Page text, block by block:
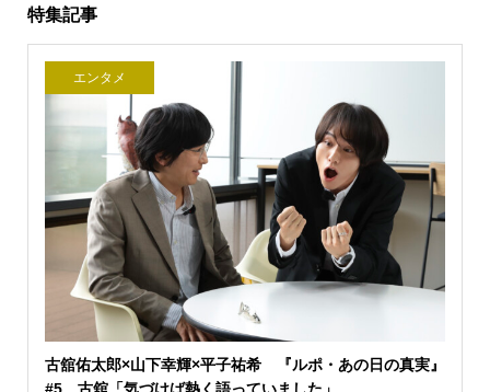
特集記事
エンタメ
古舘佑太郎×山下幸輝×平子祐希 『ルポ・あの日の真実』